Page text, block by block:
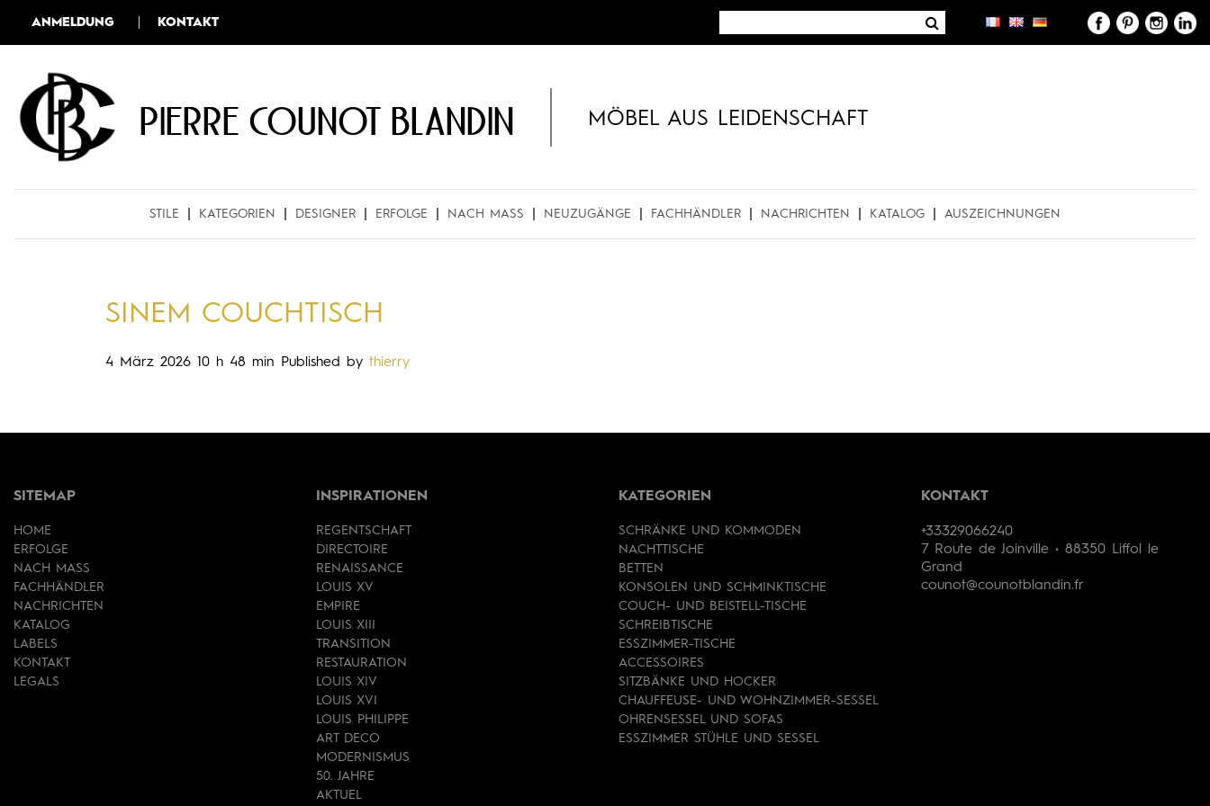
ANMELDUNG KONTAKT
Pierre COUNOT BLANDIN MÖBEL AUS LEIDENSCHAFT
STILE KATEGORIEN DESIGNER ERFOLGE NACH MASS NEUZUGÄNGE FACHHÄNDLER NACHRICHTEN KATALOG AUSZEICHNUNGEN
SINEM COUCHTISCH
4 März 2026 10 h 48 min Published by thierry
SITEMAP
HOME
ERFOLGE
NACH MASS
FACHHÄNDLER
NACHRICHTEN
KATALOG
LABELS
KONTAKT
LEGALS
INSPIRATIONEN
REGENTSCHAFT
DIRECTOIRE
RENAISSANCE
LOUIS XV
EMPIRE
LOUIS XIII
TRANSITION
RESTAURATION
LOUIS XIV
LOUIS XVI
LOUIS PHILIPPE
ART DECO
MODERNISMUS
50. JAHRE
AKTUEL
KATEGORIEN
SCHRÄNKE UND KOMMODEN
NACHTTISCHE
BETTEN
KONSOLEN UND SCHMINKTISCHE
COUCH- UND BEISTELL-TISCHE
SCHREIBTISCHE
ESSZIMMER-TISCHE
ACCESSOIRES
SITZBÄNKE UND HOCKER
CHAUFFEUSE- UND WOHNZIMMER-SESSEL
OHRENSESSEL UND SOFAS
ESSZIMMER STÜHLE UND SESSEL
KONTAKT
+33329066240
7 Route de Joinville • 88350 Liffol le
Grand
counot@counotblandin.fr